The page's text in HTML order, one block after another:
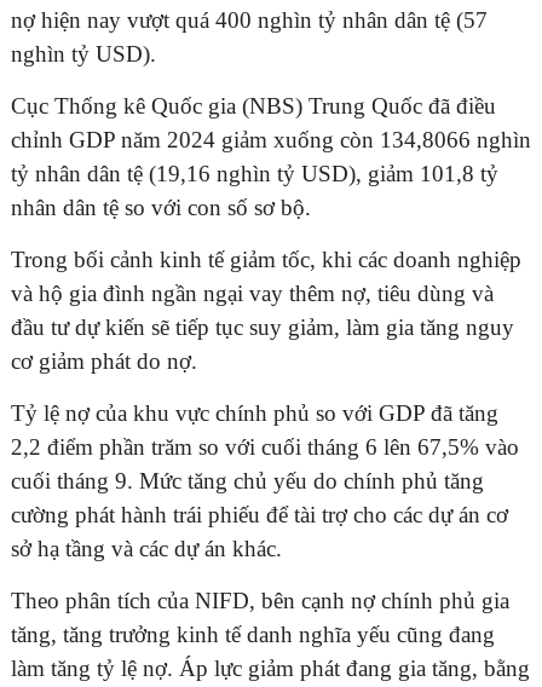
nợ hiện nay vượt quá 400 nghìn tỷ nhân dân tệ (57
nghìn tỷ USD).
Cục Thống kê Quốc gia (NBS) Trung Quốc đã điều
chỉnh GDP năm 2024 giảm xuống còn 134,8066 nghìn
tỷ nhân dân tệ (19,16 nghìn tỷ USD), giảm 101,8 tỷ
nhân dân tệ so với con số sơ bộ.
Trong bối cảnh kinh tế giảm tốc, khi các doanh nghiệp
và hộ gia đình ngần ngại vay thêm nợ, tiêu dùng và
đầu tư dự kiến sẽ tiếp tục suy giảm, làm gia tăng nguy
cơ giảm phát do nợ.
Tỷ lệ nợ của khu vực chính phủ so với GDP đã tăng
2,2 điểm phần trăm so với cuối tháng 6 lên 67,5% vào
cuối tháng 9. Mức tăng chủ yếu do chính phủ tăng
cường phát hành trái phiếu để tài trợ cho các dự án cơ
sở hạ tầng và các dự án khác.
Theo phân tích của NIFD, bên cạnh nợ chính phủ gia
tăng, tăng trưởng kinh tế danh nghĩa yếu cũng đang
làm tăng tỷ lệ nợ. Áp lực giảm phát đang gia tăng, bằng